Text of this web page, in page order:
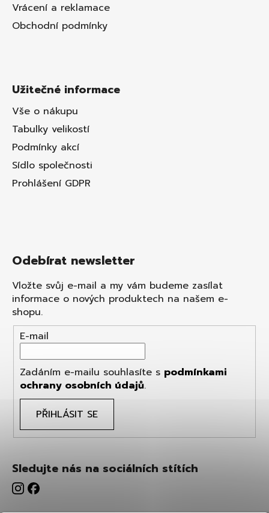
Vrácení a reklamace
Obchodní podmínky
Užitečné informace
Vše o nákupu
Tabulky velikostí
Podmínky akcí
Sídlo společnosti
Prohlášení GDPR
Odebírat newsletter
Vložte svůj e-mail a my vám budeme zasílat
informace o nových produktech na našem e-
shopu.
E-mail
Zadáním e-mailu souhlasíte s podmínkami
ochrany osobních údajů.
PŘIHLÁSIT SE
Sledujte nás na sociálních stítích